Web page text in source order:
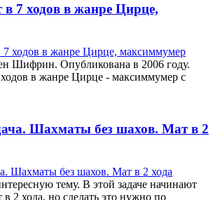
7 ходов в жанре Цирце,
Шифрин. Опубликована в 2006 году.
в жанре Цирце - максиммумер с
Шахматы без шахов. Мат в 2
тему. В этой задаче начинают
в 2 хода, но сделать это нужно по